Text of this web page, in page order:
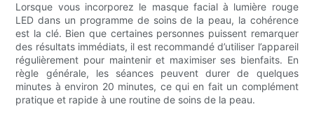
Lorsque vous incorporez le masque facial à lumière rouge
LED dans un programme de soins de la peau, la cohérence
est la clé. Bien que certaines personnes puissent remarquer
des résultats immédiats, il est recommandé d’utiliser l’appareil
régulièrement pour maintenir et maximiser ses bienfaits. En
règle générale, les séances peuvent durer de quelques
minutes à environ 20 minutes, ce qui en fait un complément
pratique et rapide à une routine de soins de la peau.